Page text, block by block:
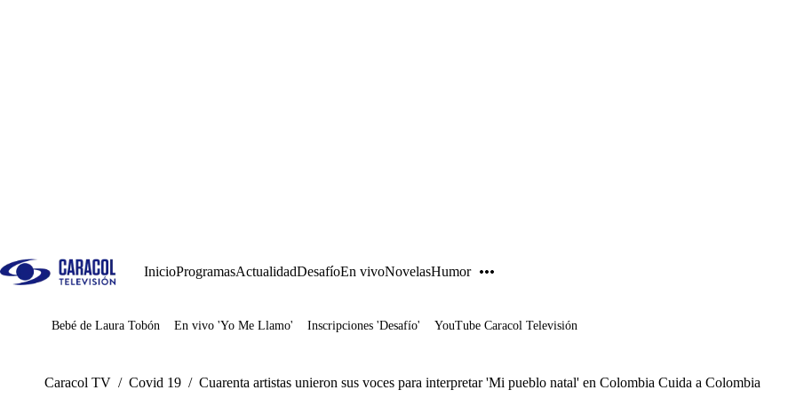
InicioProgramasActualidadDesafíoEn vivoNovelasHumor
Juegos
Bebé de Laura Tobón En vivo 'Yo Me Llamo' Inscripciones 'Desafío' YouTube Caracol Televisión
Caracol TV / Covid 19 / Cuarenta artistas unieron sus voces para interpretar 'Mi pueblo natal' en Colombia Cuida a Colombia